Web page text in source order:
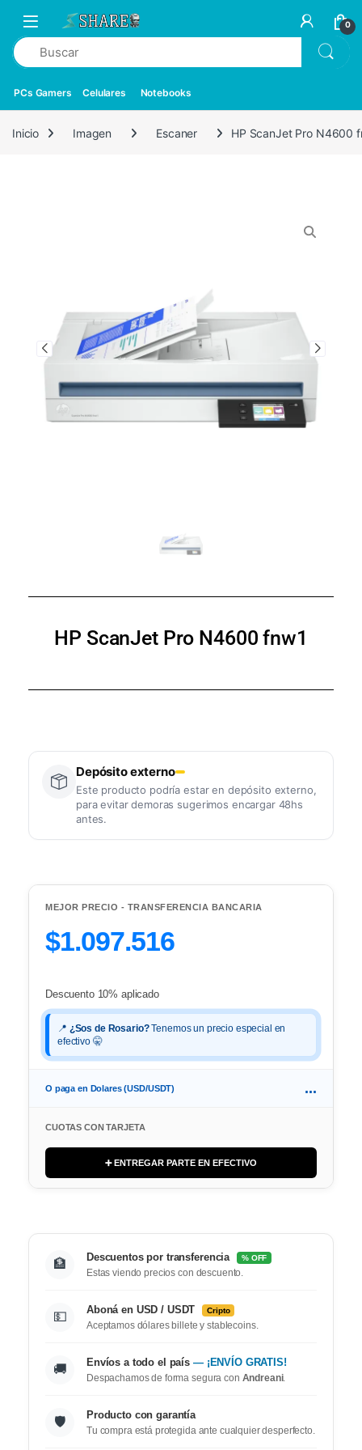
0
PCs Gamers Celulares Notebooks
Inicio Imagen Escaner HP ScanJet Pro N4600
HP ScanJet Pro N4600 fnw1
Depósito externo
Este producto podría estar en depósito externo,
para evitar demoras sugerimos encargar 48hs
antes.
MEJOR PRECIO - TRANSFERENCIA BANCARIA
$1.097.516
Descuento 10% aplicado
📍 ¿Sos de Rosario?Tenemos un precio especial en
efectivo 🤫
O paga en Dolares (USD/USDT) ...
CUOTAS CON TARJETA
➕ ENTREGAR PARTE EN EFECTIVO
🏦 Descuentos por transferencia % OFF
Estas viendo precios con descuento.
💵 Aboná en USD / USDT Cripto
Aceptamos dólares billete y stablecoins.
🚚 Envíos a todo el país — ¡ENVÍO GRATIS!
Despachamos de forma segura con Andreani.
🛡️ Producto con garantía
Tu compra está protegida ante cualquier desperfecto.